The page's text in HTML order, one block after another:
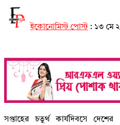
ইকোনোমিস্ট পোস্ট : ১৩ মে
সপ্তাহের চতুর্থ কার্যদিবসে